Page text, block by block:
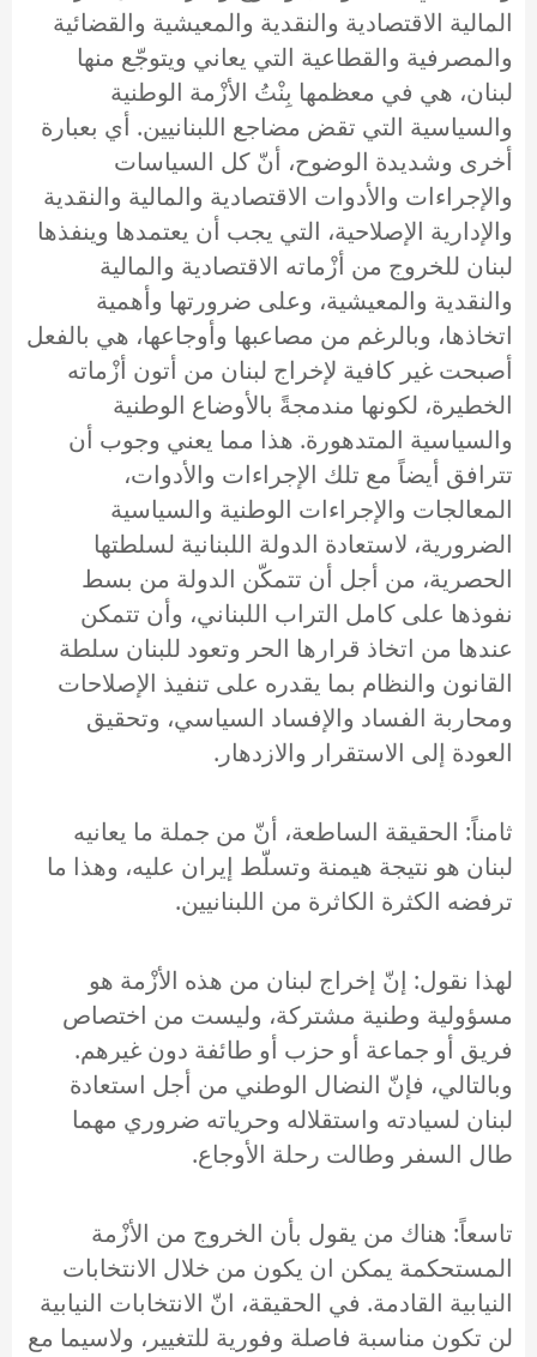
المالية الاقتصادية والنقدية والمعيشية والقضائية
والمصرفية والقطاعية التي يعاني ويتوجّع منها
لبنان، هي في معظمها بِنْتُ الأزْمة الوطنية
والسياسية التي تقض مضاجع اللبنانيين. أي بعبارة
أخرى وشديدة الوضوح، أنّ كل السياسات
والإجراءات والأدوات الاقتصادية والمالية والنقدية
والإدارية الإصلاحية، التي يجب أن يعتمدها وينفذها
لبنان للخروج من أزْماته الاقتصادية والمالية
والنقدية والمعيشية، وعلى ضرورتها وأهمية
اتخاذها، وبالرغم من مصاعبها وأوجاعها، هي بالفعل
أصبحت غير كافية لإخراج لبنان من أتون أزْماته
الخطيرة، لكونها مندمجةً بالأوضاع الوطنية
والسياسية المتدهورة. هذا مما يعني وجوب أن
تترافق أيضاً مع تلك الإجراءات والأدوات،
المعالجات والإجراءات الوطنية والسياسية
الضرورية، لاستعادة الدولة اللبنانية لسلطتها
الحصرية، من أجل أن تتمكّن الدولة من بسط
نفوذها على كامل التراب اللبناني، وأن تتمكن
عندها من اتخاذ قرارها الحر وتعود للبنان سلطة
القانون والنظام بما يقدره على تنفيذ الإصلاحات
ومحاربة الفساد والإفساد السياسي، وتحقيق
العودة إلى الاستقرار والازدهار.
ثامناً: الحقيقة الساطعة، أنّ من جملة ما يعانيه
لبنان هو نتيجة هيمنة وتسلّط إيران عليه، وهذا ما
ترفضه الكثرة الكاثرة من اللبنانيين.
لهذا نقول: إنّ إخراج لبنان من هذه الأزْمة هو
مسؤولية وطنية مشتركة، وليست من اختصاص
فريق أو جماعة أو حزب أو طائفة دون غيرهم.
وبالتالي، فإنّ النضال الوطني من أجل استعادة
لبنان لسيادته واستقلاله وحرياته ضروري مهما
طال السفر وطالت رحلة الأوجاع.
تاسعاً: هناك من يقول بأن الخروج من الأزْمة
المستحكمة يمكن ان يكون من خلال الانتخابات
النيابية القادمة. في الحقيقة، انّ الانتخابات النيابية
لن تكون مناسبة فاصلة وفورية للتغيير، ولاسيما مع